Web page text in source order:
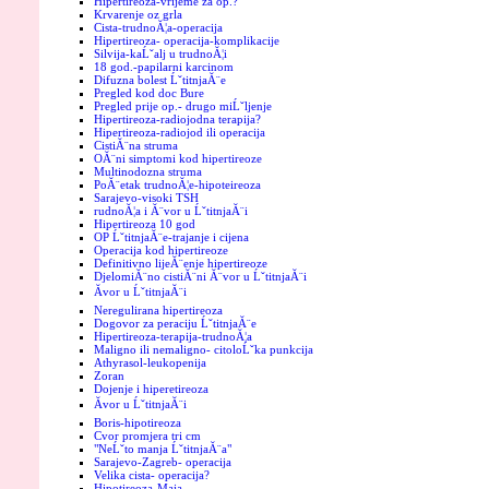
Krvarenje oz grla
Cista-trudnoĂ¦a-operacija
Hipertireoza- operacija-komplikacije
Silvija-kaĹˇalj u trudnoĂ¦i
18 god.-papilarni karcinom
Difuzna bolest ĹˇtitnjaĂ¨e
Pregled kod doc Bure
Pregled prije op.- drugo miĹˇljenje
Hipertireoza-radiojodna terapija?
Hipertireoza-radiojod ili operacija
CistiĂ¨na struma
OĂ¨ni simptomi kod hipertireoze
Multinodozna struma
PoĂ¨etak trudnoĂ¦e-hipoteireoza
Sarajevo-visoki TSH
rudnoĂ¦a i Ă¨vor u ĹˇtitnjaĂ¨i
Hipertireoza 10 god
OP ĹˇtitnjaĂ¨e-trajanje i cijena
Operacija kod hipertireoze
Definitivno lijeĂ¨enje hipertireoze
DjelomiĂ¨no cistiĂ¨ni Ă¨vor u ĹˇtitnjaĂ¨i
Ăvor u ĹˇtitnjaĂ¨i
Neregulirana hipertireoza
Dogovor za peraciju ĹˇtitnjaĂ¨e
Hipertireoza-terapija-trudnoĂ¦a
Maligno ili nemaligno- citoloĹˇka punkcija
Athyrasol-leukopenija
Zoran
Dojenje i hiperetireoza
Ăvor u ĹˇtitnjaĂ¨i
Boris-hipotireoza
Cvor promjera tri cm
"NeĹˇto manja ĹˇtitnjaĂ¨a"
Sarajevo-Zagreb- operacija
Velika cista- operacija?